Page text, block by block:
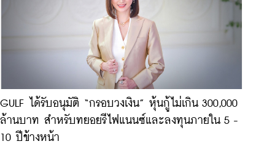
GULF ได้รับอนุมัติ “กรอบวงเงิน” หุ้นกู้ไม่เกิน 300,000
ล้านบาท สำหรับทยอยรีไฟแนนซ์และลงทุนภายใน 5 -
10 ปีข้างหน้า